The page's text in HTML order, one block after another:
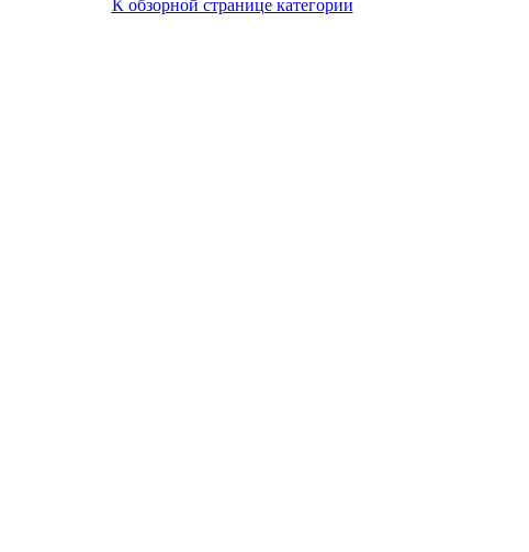
К обзорной странице категории